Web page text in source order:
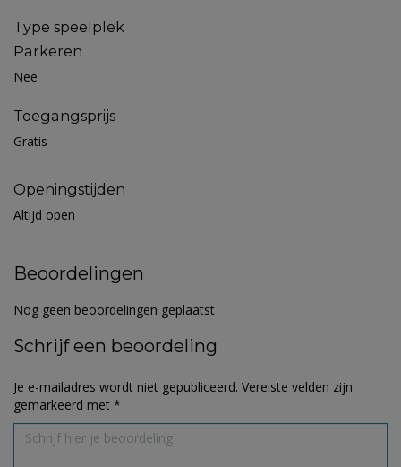
Type speelplek
Parkeren
Nee
Toegangsprijs
Gratis
Openingstijden
Altijd open
Beoordelingen
Nog geen beoordelingen geplaatst
Schrijf een beoordeling
Je e-mailadres wordt niet gepubliceerd. Vereiste velden zijn
gemarkeerd met *